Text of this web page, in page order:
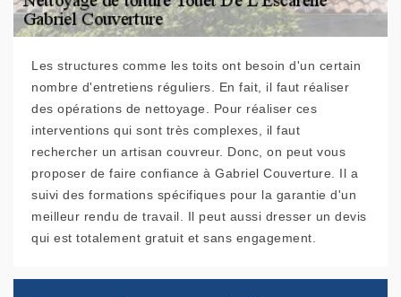
Les structures comme les toits ont besoin d'un certain
nombre d'entretiens réguliers. En fait, il faut réaliser
des opérations de nettoyage. Pour réaliser ces
interventions qui sont très complexes, il faut
rechercher un artisan couvreur. Donc, on peut vous
proposer de faire confiance à Gabriel Couverture. Il a
suivi des formations spécifiques pour la garantie d'un
meilleur rendu de travail. Il peut aussi dresser un devis
qui est totalement gratuit et sans engagement.